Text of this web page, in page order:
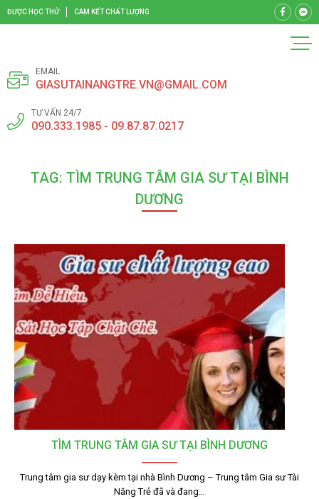
ĐƯỢC HỌC THỬ CAM KẾT CHẤT LƯỢNG
EMAIL
GIASUTAINANGTRE.VN@GMAIL.COM
TƯ VẤN 24/7
090.333.1985 - 09.87.87.0217
TAG: TÌM TRUNG TÂM GIA SƯ TẠI BÌNH
DƯƠNG
TÌM TRUNG TÂM GIA SƯ TẠI BÌNH DƯƠNG
Trung tâm gia sư dạy kèm tại nhà Bình Dương – Trung tâm Gia sư Tài
Năng Trẻ đã và đang…